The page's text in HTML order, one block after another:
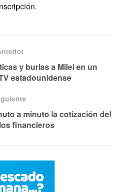
y burlas a Milei en un
estadounidense
a minuto la cotización del
financieros